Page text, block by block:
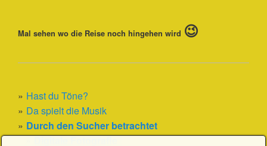
Mal sehen wo die Reise noch hingehen wird 😉
Hast du Töne?
Da spielt die Musik
Durch den Sucher betrachtet
Digitale Fotografie